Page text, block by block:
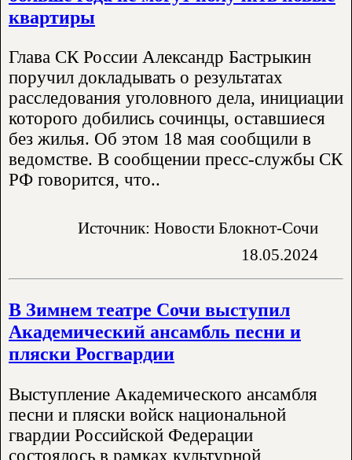
квартиры
Глава СК России Александр Бастрыкин
поручил докладывать о результатах
расследования уголовного дела, инициации
которого добились сочинцы, оставшиеся
без жилья. Об этом 18 мая сообщили в
ведомстве. В сообщении пресс-службы СК
РФ говорится, что..
Источник: Новости Блокнот-Сочи
18.05.2024
В Зимнем театре Сочи выступил
Академический ансамбль песни и
пляски Росгвардии
Выступление Академического ансамбля
песни и пляски войск национальной
гвардии Российской Федерации
состоялось в рамках культурной